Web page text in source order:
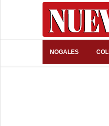
NOGALES